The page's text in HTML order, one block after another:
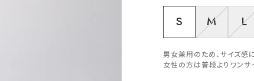
S M L
男女兼用のため、サイズ感
女性の方は普段よりワンサ